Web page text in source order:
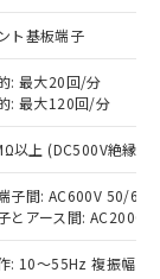
ト基板端子
: 最大20回/分
: 最大120回/分
以上 (DC500V絶縁抵
子間: AC600V 50/
とアース間:
: 10～55Hz 複振幅
）の
品で
の非含
ある